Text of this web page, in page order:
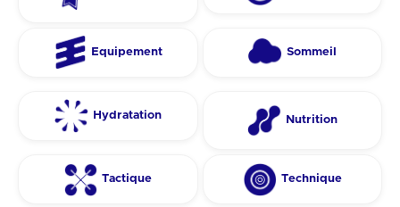
Equipement Sommeil
Hydratation Nutrition
Tactique Technique